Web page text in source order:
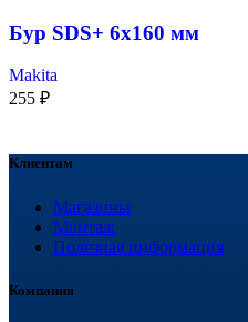
Бур SDS+ 6х160 мм
Makita
255 ₽
Клиентам
Магазины
Монтаж
Полезная информация
Компания